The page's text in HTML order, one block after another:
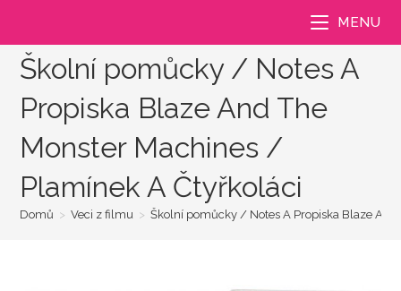
obsahu
MENU
Školní pomůcky / Notes A
Propiska Blaze And The
Monster Machines /
Plamínek A Čtyřkoláci
Domů > Veci z filmu > Školní pomůcky / Notes A Propiska Blaze